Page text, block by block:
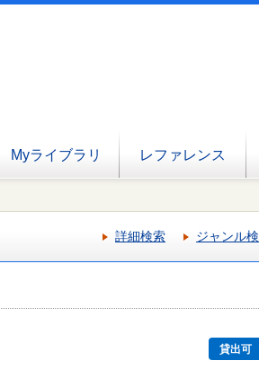
Myライブラリ レファレンス
詳細検索 ジャンル
貸出可